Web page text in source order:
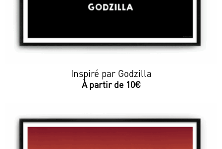
Inspiré par Godzilla